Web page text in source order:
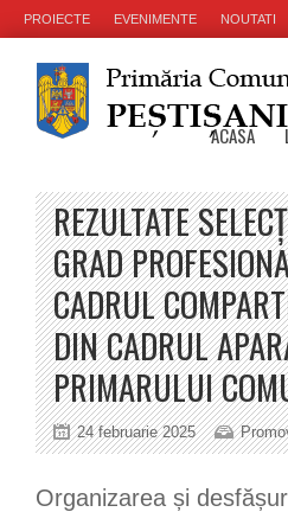
PROIECTE EVENIMENTE NOUTATI
ACASA
REZULTATE
GRAD
CADRUL
DIN CADRUL
PRIMARULUI
24 februarie 2025
Organizarea și